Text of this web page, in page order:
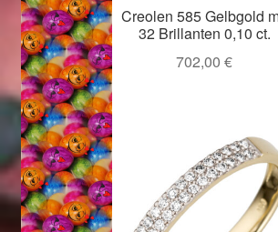
Creolen 585 Gelbgold
32 Brillanten 0,10 ct.
702,00 €